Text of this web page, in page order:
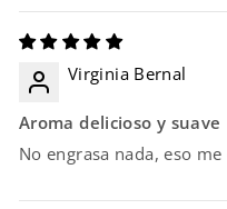
Virginia Bernal
Aroma delicioso y suave
No engrasa nada, eso me